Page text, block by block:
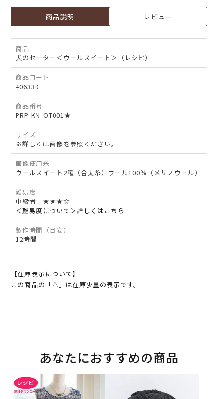
商品説明 レビュー
商品
犬のセーター＜ウールスイート＞（レシピ）
商品コード
406330
商品番号
PRP-KN-OT001★
サイズ
※詳しくは画像を参照ください。
画像使用糸
ウールスイート2種（合太糸）ウール100％（メリノウール）
難易度
中級者 ★★★☆
＜難易度について＞詳しくはこちら
製作時間（目安）
12時間
【在庫表示について】
この商品の「△」は在庫少量の表示です。
あなたにおすすめの商品